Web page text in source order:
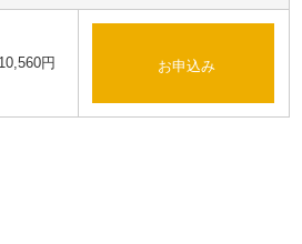
10,560円 お申込み